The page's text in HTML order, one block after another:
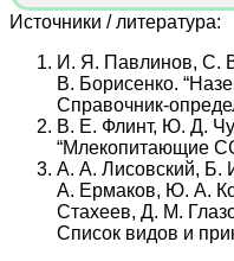
Источники / литература:
И. Я. Павлинов, С.
В. Борисенко.
Справочник-
В. Е. Флинт, Ю. Д.
“Млекопитающие
А. А. Лисовский, Б.
А. Ермаков, Ю. А.
Стахеев, Д. М.
Список видов и